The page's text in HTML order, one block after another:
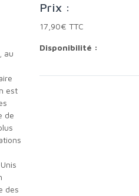
est
de
des
Prix :
17,90€ TTC
Disponibilité :